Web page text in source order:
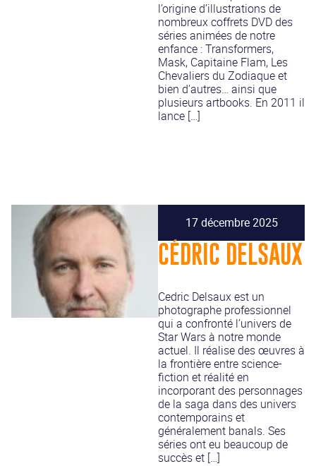
l’origine d’illustrations de
nombreux coffrets DVD des
séries animées de notre
enfance : Transformers,
Mask, Capitaine Flam, Les
Chevaliers du Zodiaque et
bien d’autres… ainsi que
plusieurs artbooks. En 2011 il
lance […]
17 décembre 2025
CÉDRIC DELSAUX
Cedric Delsaux est un
photographe professionnel
qui a confronté l’univers de
Star Wars à notre monde
actuel. Il réalise des œuvres à
la frontière entre science-
fiction et réalité en
incorporant des personnages
de la saga dans des univers
contemporains et
généralement banals. Ses
séries ont eu beaucoup de
succès et […]